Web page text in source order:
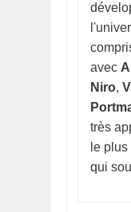
avec
Niro,
très
le
qui